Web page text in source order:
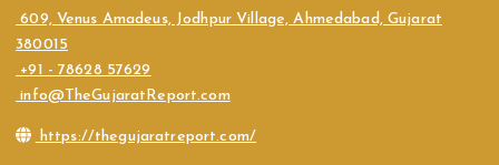
609, Venus Amadeus, Jodhpur Village, Ahmedabad, Gujarat
380015
+91 - 78628 57629
info@TheGujaratReport.com
https://thegujaratreport.com/